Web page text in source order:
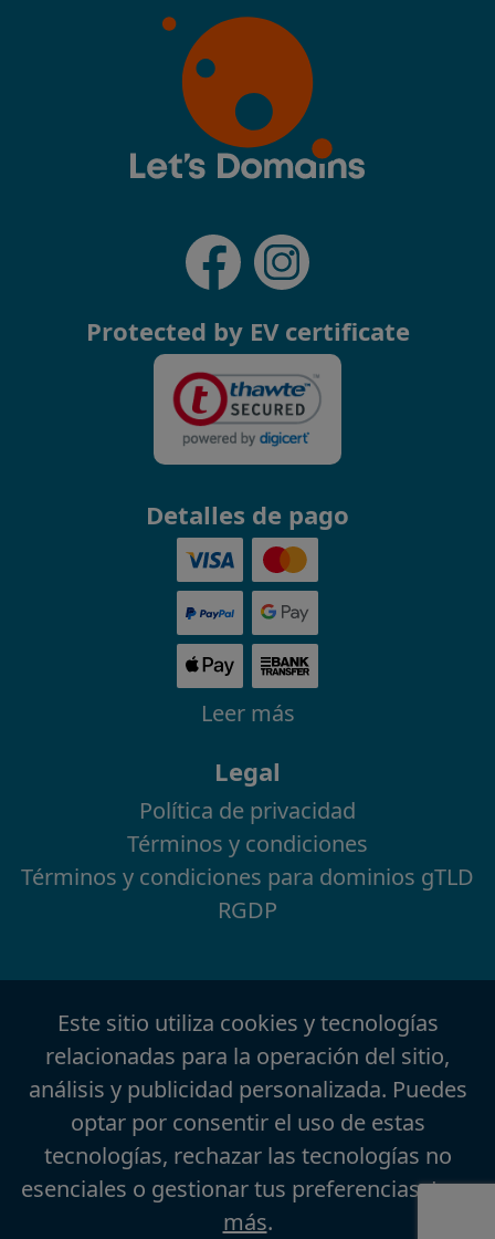
Protected by EV certificate
Detalles de pago
Leer más
Legal
Política de privacidad
Términos y condiciones
Términos y condiciones para dominios gTLD
RGDP
Este sitio utiliza cookies y tecnologías
relacionadas para la operación del sitio,
análisis y publicidad personalizada. Puedes
optar por consentir el uso de estas
tecnologías, rechazar las tecnologías no
esenciales o gestionar tus preferencias.Leer
más.